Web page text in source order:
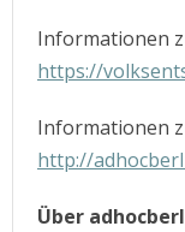
Informationen
https://
Informationen
http://
Über